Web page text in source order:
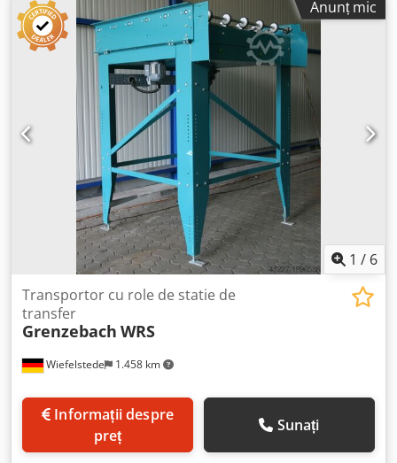
stație de transfer cu bandă transportoare cu role tip WRS
Dkedpstlzgzefx Ahbsr - Motor de acționare bandă de role:
0,18 kW 88 rpm - Motor de acționare curea transportoare:
0,37 kW 71 rpm - Distanță intermediară: 1500 mm -
Lungime transportor: 1250 mm - Distanță între axe: 250
mm - Distanță între role: 250 mm - Role: cauciucate -
Ridicare: pneumatică - Lungime bandă transportoare cu
curea: 1400 mm / Distanță curea 500 mm - Dimensiuni
transport: 1700/1440/H690 mm - Greutate: 348 kg
Anunț mic
1 / 6
Wiefelstede 1.458 km
Transportor cu role de statie de
transfer
Grenzebach WRS
preț
Sunați